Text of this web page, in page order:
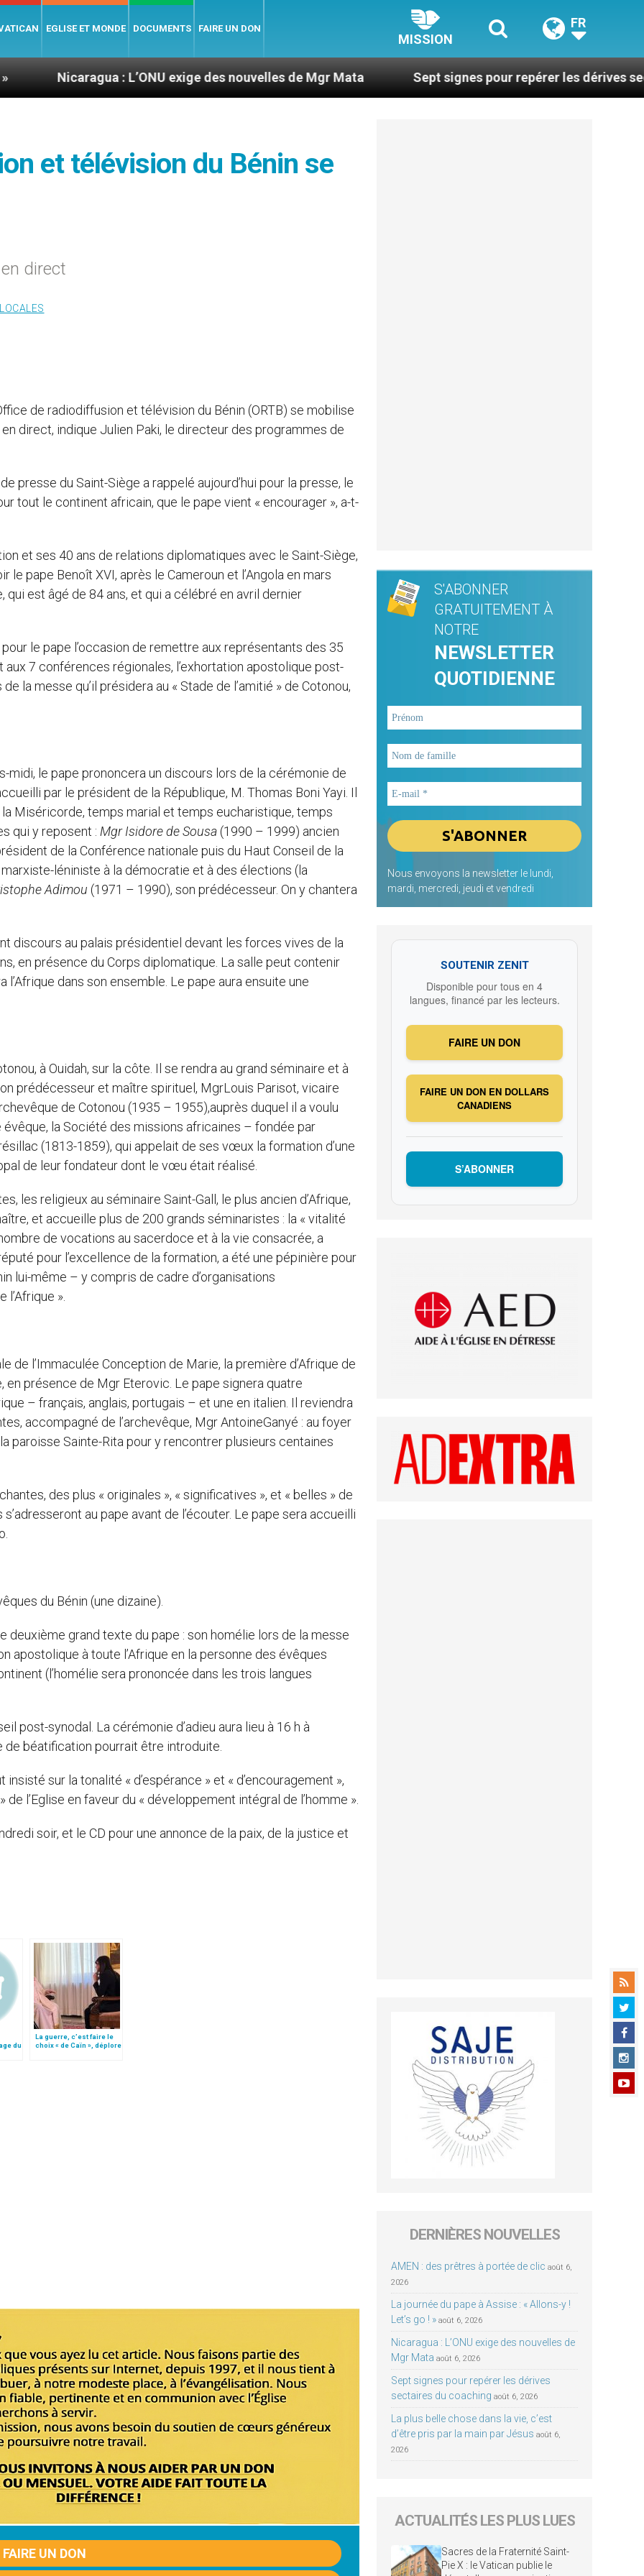
EGLISE ET MONDE DOCUMENTS FAIRE UN DON
MISSION
FR
: L’ONU exige des nouvelles de Mgr Mata Sept signes pour repérer les dérives sectaires du
et télévision du Bénin se
direct
de radiodiffusion et télévision du Bénin (ORTB) se mobilise
direct, indique Julien Paki, le directeur des programmes de
presse du Saint-Siège a rappelé aujourd’hui pour la presse, le
tout le continent africain, que le pape vient « encourager », a-t-
et ses 40 ans de relations diplomatiques avec le Saint-Siège,
le pape Benoît XVI, après le Cameroun et l’Angola en mars
est âgé de 84 ans, et qui a célébré en avril dernier
le pape l’occasion de remettre aux représentants des 35
7 conférences régionales, l’exhortation apostolique post-
la messe qu’il présidera au « Stade de l’amitié » de Cotonou,
midi, le pape prononcera un discours lors de la cérémonie de
par le président de la République, M. Thomas Boni Yayi. Il
Miséricorde, temps marial et temps eucharistique, temps
qui y reposent : Mgr Isidore de Sousa (1990 – 1999) ancien
de la Conférence nationale puis du Haut Conseil de la
léniniste à la démocratie et à des élections (la
Adimou (1971 – 1990), son prédécesseur. On y chantera
discours au palais présidentiel devant les forces vives de la
en présence du Corps diplomatique. La salle peut contenir
dans son ensemble. Le pape aura ensuite une
à Ouidah, sur la côte. Il se rendra au grand séminaire et à
prédécesseur et maître spirituel, MgrLouis Parisot, vicaire
de Cotonou (1935 – 1955),auprès duquel il a voulu
la Société des missions africaines – fondée par
(1813-1859), qui appelait de ses vœux la formation d’une
de leur fondateur dont le vœu était réalisé.
les religieux au séminaire Saint-Gall, le plus ancien d’Afrique,
et accueille plus de 200 grands séminaristes : la « vitalité
de vocations au sacerdoce et à la vie consacrée, a
pour l’excellence de la formation, a été une pépinière pour
lui-même – y compris de cadre d’organisations
».
de l’Immaculée Conception de Marie, la première d’Afrique de
en présence de Mgr Eterovic. Le pape signera quatre
– français, anglais, portugais – et une en italien. Il reviendra
accompagné de l’archevêque, Mgr AntoineGanyé : au foyer
paroisse Sainte-Rita pour y rencontrer plusieurs centaines
des plus « originales », « significatives », et « belles » de
au pape avant de l’écouter. Le pape sera accueilli
du Bénin (une dizaine).
deuxième grand texte du pape : son homélie lors de la messe
apostolique à toute l’Afrique en la personne des évêques
(l’homélie sera prononcée dans les trois langues
post-synodal. La cérémonie d’adieu aura lieu à 16 h à
de béatification pourrait être introduite.
sur la tonalité « d’espérance » et « d’encouragement »,
l’Eglise en faveur du « développement intégral de l’homme ».
soir, et le CD pour une annonce de la paix, de la justice et
du
La guerre, c’est faire le
choix « de Caïn », déplore
FAIRE UN DON
S'ABONNER
GRATUITEMENT À
NOTRE
NEWSLETTER
QUOTIDIENNE
Nous envoyons la newsletter le lundi,
mardi, mercredi, jeudi et vendredi
SOUTENIR ZENIT
Disponible pour tous en 4
langues, financé par les lecteurs.
FAIRE UN DON
FAIRE UN DON EN DOLLARS
CANADIENS
S’ABONNER
DERNIÈRES NOUVELLES
AMEN : des prêtres à portée de clic août 6,
2026
La journée du pape à Assise : « Allons-y !
Let’s go ! » août 6, 2026
Nicaragua : L’ONU exige des nouvelles de
Mgr Mata août 6, 2026
Sept signes pour repérer les dérives
sectaires du coaching août 6, 2026
La plus belle chose dans la vie, c’est
d’être pris par la main par Jésus août 6,
2026
ACTUALITÉS LES PLUS LUES
Sacres de la Fraternité Saint-
Pie X : le Vatican publie le